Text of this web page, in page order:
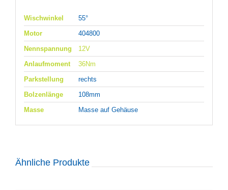
Wischwinkel
55°
Motor
404800
Nennspannung
12V
Anlaufmoment
36Nm
Parkstellung
rechts
Bolzenlänge
108mm
Masse
Masse auf Gehäuse
Ähnliche Produkte